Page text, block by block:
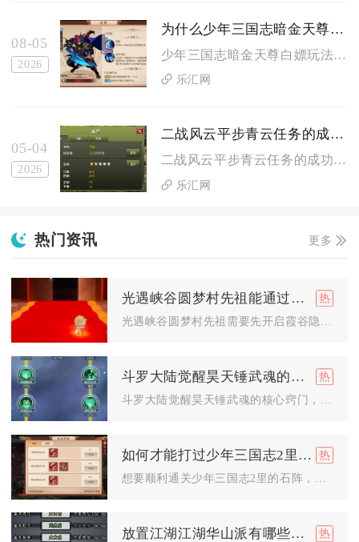
08-05
2026
为什么少年三国志暗金天尊白嫖如此受欢迎
少年三国志暗金天尊白嫖玩法火爆的核心原因在于零氪、微氪群体能...
乐汇网
05-04
2026
二战风云平步青云任务的成功经验是什么
二战风云平步青云任务的成功经验，核心在于资源储备、声望积累、...
乐汇网
热门资讯 更多
光遇峡谷圆梦村先祖能通过什么方式解锁
斗罗大陆觉醒昊天锤武魂的窍门是什么
如何才能打过少年三国志2里的石阵
放置江湖江湖华山派有哪些值得尝试的策略